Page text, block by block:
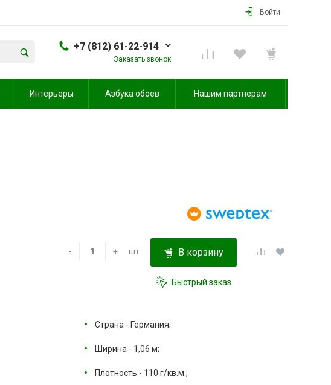
Войти
+7 (812) 61-22-914
Заказать звонок
Интерьеры Азбука обоев Нашим партнерам
- + шт В корзину
Быстрый заказ
Страна - Германия;
Ширина - 1,06 м;
Плотность - 110 г/кв.м.;